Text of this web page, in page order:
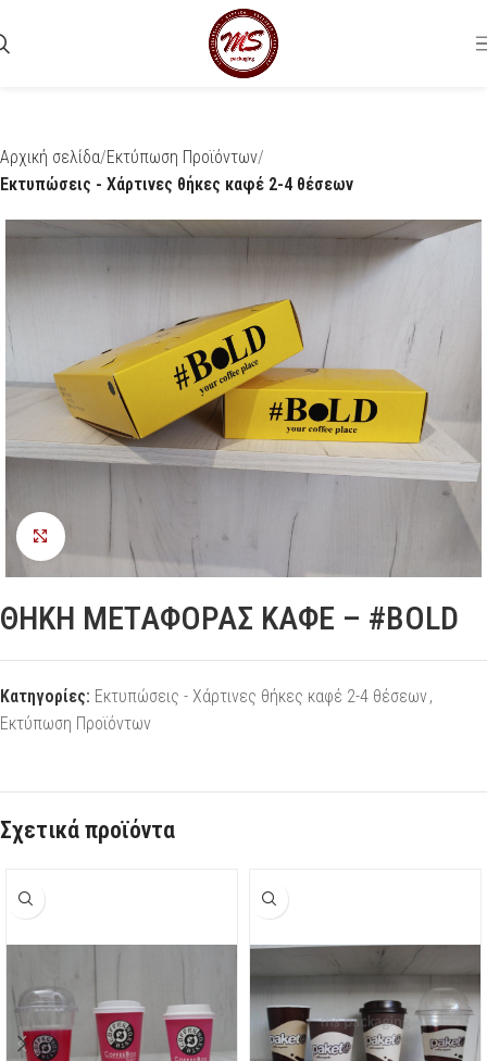
Αρχική σελίδα Εκτύπωση Προϊόντων
Εκτυπώσεις - Χάρτινες θήκες καφέ 2-4 θέσεων
Προβολή
ΘΗΚΗ ΜΕΤΑΦΟΡΑΣ ΚΑΦΕ – #BOLD
Κατηγορίες: Εκτυπώσεις - Χάρτινες θήκες καφέ 2-4 θέσεων,
Εκτύπωση Προϊόντων
Σχετικά προϊόντα